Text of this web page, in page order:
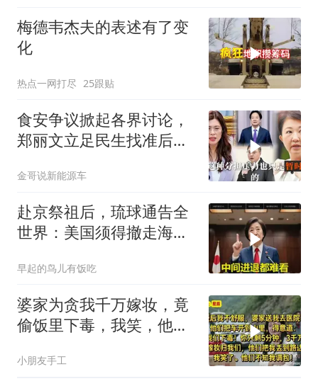
梅德韦杰夫的表述有了变
化
热点一网打尽 25跟贴
食安争议掀起各界讨论，
郑丽文立足民生找准后续
金哥说新能源车
赴京祭祖后，琉球通告全
世界：美国须得撤走海马
早起的鸟儿有饭吃
婆家为贪我千万嫁妆，竟
偷饭里下毒，我笑，他们
小朋友手工